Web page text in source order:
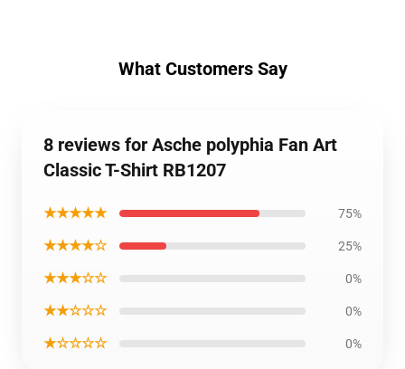
What Customers Say
8 reviews for Asche polyphia Fan Art
Classic T-Shirt RB1207
★★★★★ 75%
★★★★☆ 25%
★★★☆☆ 0%
★★☆☆☆ 0%
★☆☆☆☆ 0%